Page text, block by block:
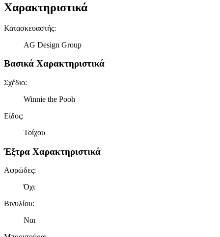
Χαρακτηριστικά
Κατασκευαστής:
AG Design Group
Βασικά Χαρακτηριστικά
Σχέδιο:
Winnie the Pooh
Είδος:
Τοίχου
Έξτρα Χαρακτηριστικά
Αφρώδες:
Όχι
Βινυλίου:
Ναι